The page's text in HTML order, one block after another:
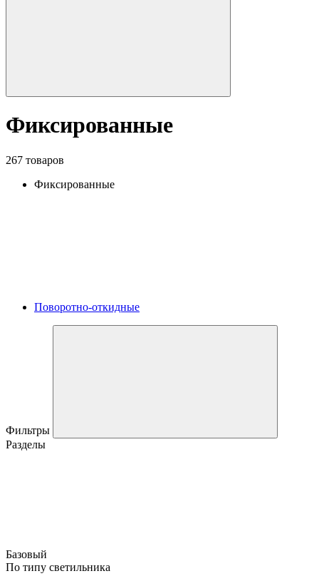
Фиксированные
267 товаров
Фиксированные
Поворотно-откидные
Фильтры
Разделы
Базовый
По типу светильника